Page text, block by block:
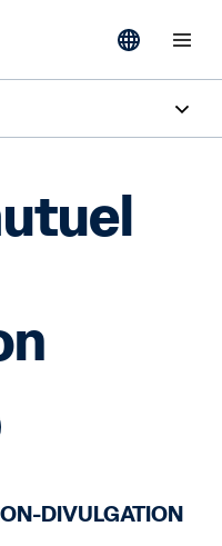
DIVULGATION